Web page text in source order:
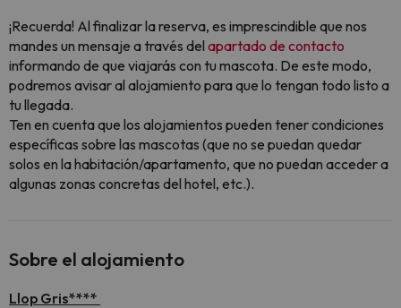
¡Recuerda! Al finalizar la reserva, es imprescindible que nos
mandes un mensaje a través del apartado de contacto
informando de que viajarás con tu mascota. De este modo,
podremos avisar al alojamiento para que lo tengan todo listo a
tu llegada.
Ten en cuenta que los alojamientos pueden tener condiciones
específicas sobre las mascotas (que no se puedan quedar
solos en la habitación/apartamento, que no puedan acceder a
algunas zonas concretas del hotel, etc.).
Sobre el alojamiento
Llop Gris****